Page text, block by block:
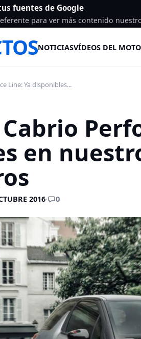
fuentes de Google
para ver más contenido
NOTICIASVÍDEOS DEL
Line: Ya disponibles...
Cabrio
en
2016· 0